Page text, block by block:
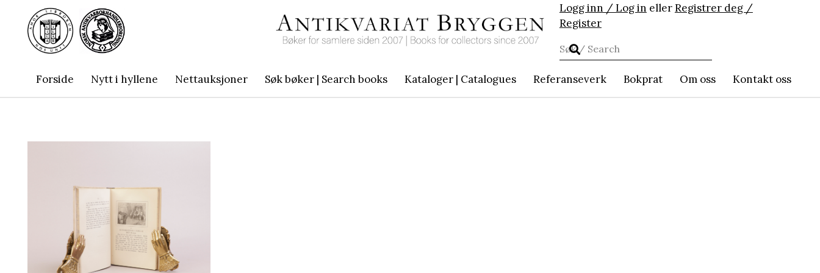
Logg inn / Log in ellerRegistrer deg /
Register
Forside Nytt i hyllene Nettauksjoner Søk bøker | Search books Kataloger | Catalogues Referanseverk Bokprat Om oss Kontakt oss